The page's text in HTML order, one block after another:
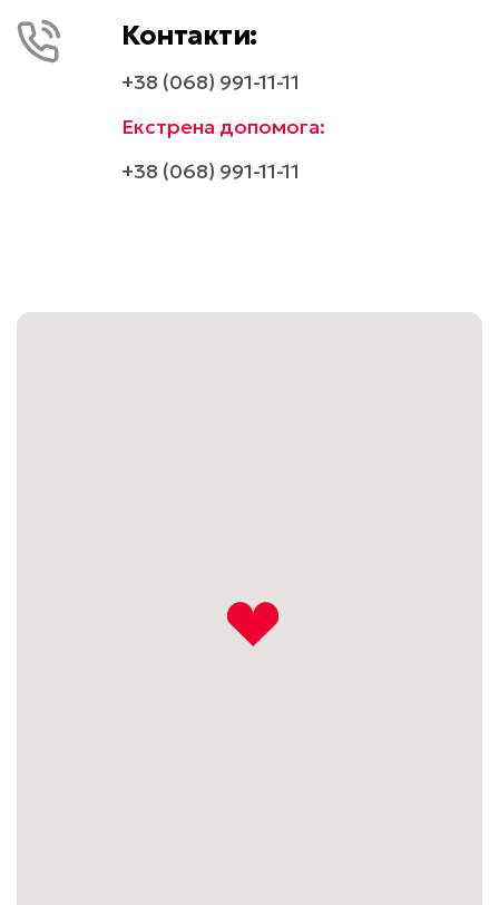
Контакти:
+38 (068) 991-11-11
Екстрена допомога:
+38 (068) 991-11-11